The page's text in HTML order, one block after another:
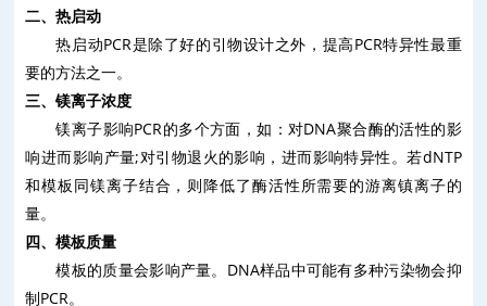
二、热启动
热启动PCR是除了好的引物设计之外，提高PCR特异性最重
要的方法之一。
三、镁离子浓度
镁离子影响PCR的多个方面，如：对DNA聚合酶的活性的影
响进而影响产量;对引物退火的影响，进而影响特异性。若dNTP
和模板同镁离子结合，则降低了酶活性所需要的游离镇离子的
量。
四、模板质量
模板的质量会影响产量。 DNA样品中可能有多种污染物会抑
制PCR。